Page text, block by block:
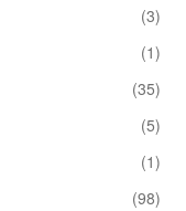
(3)
(1)
(35)
(5)
(1)
(98)